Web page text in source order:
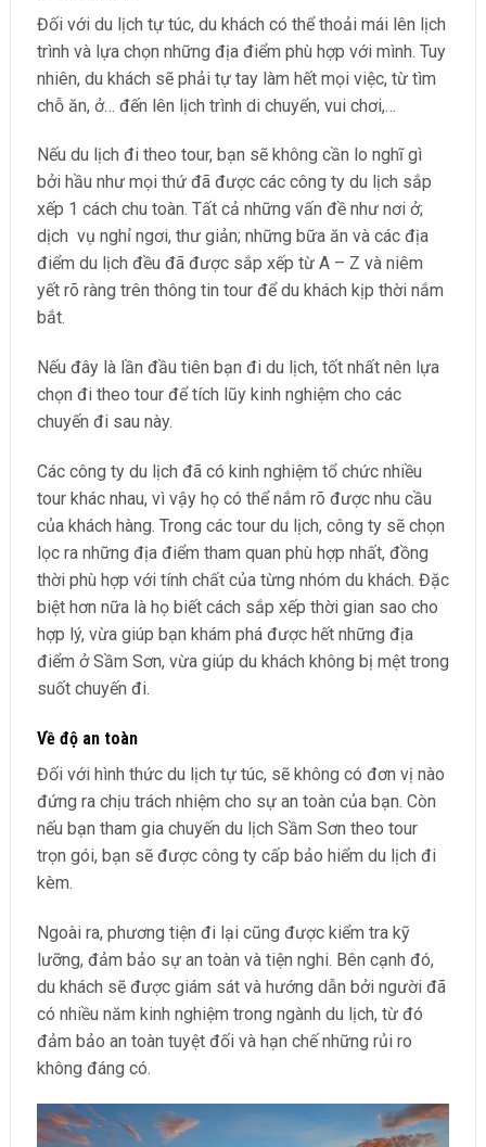
Đối với du lịch tự túc, du khách có thể thoải mái lên lịch
trình và lựa chọn những địa điểm phù hợp với mình. Tuy
nhiên, du khách sẽ phải tự tay làm hết mọi việc, từ tìm
chỗ ăn, ở… đến lên lịch trình di chuyển, vui chơi,…
Nếu du lịch đi theo tour, bạn sẽ không cần lo nghĩ gì
bởi hầu như mọi thứ đã được các công ty du lịch sắp
xếp 1 cách chu toàn. Tất cả những vấn đề như nơi ở;
dịch vụ nghỉ ngơi, thư giản; những bữa ăn và các địa
điểm du lịch đều đã được sắp xếp từ A – Z và niêm
yết rõ ràng trên thông tin tour để du khách kịp thời nắm
bắt.
Nếu đây là lần đầu tiên bạn đi du lịch, tốt nhất nên lựa
chọn đi theo tour để tích lũy kinh nghiệm cho các
chuyến đi sau này.
Các công ty du lịch đã có kinh nghiệm tổ chức nhiều
tour khác nhau, vì vậy họ có thể nắm rõ được nhu cầu
của khách hàng. Trong các tour du lịch, công ty sẽ chọn
lọc ra những địa điểm tham quan phù hợp nhất, đồng
thời phù hợp với tính chất của từng nhóm du khách. Đặc
biệt hơn nữa là họ biết cách sắp xếp thời gian sao cho
hợp lý, vừa giúp bạn khám phá được hết những địa
điểm ở Sầm Sơn, vừa giúp du khách không bị mệt trong
suốt chuyến đi.
Về độ an toàn
Đối với hình thức du lịch tự túc, sẽ không có đơn vị nào
đứng ra chịu trách nhiệm cho sự an toàn của bạn. Còn
nếu bạn tham gia chuyến du lịch Sầm Sơn theo tour
trọn gói, bạn sẽ được công ty cấp bảo hiểm du lịch đi
kèm.
Ngoài ra, phương tiện đi lại cũng được kiểm tra kỹ
lưỡng, đảm bảo sự an toàn và tiện nghi. Bên cạnh đó,
du khách sẽ được giám sát và hướng dẫn bởi người đã
có nhiều năm kinh nghiệm trong ngành du lịch, từ đó
đảm bảo an toàn tuyệt đối và hạn chế những rủi ro
không đáng có.